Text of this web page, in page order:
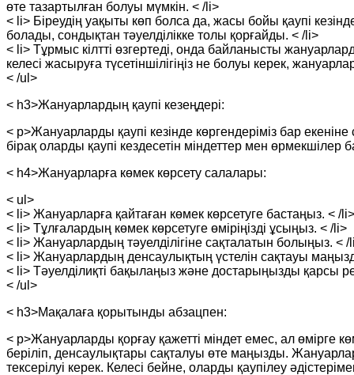
өте тазартылған болуы мүмкін. < /li>
< li> Біреудің уақыты көп болса да, жасы бойы қаупі
болады, сондықтан тәуелділікке толы қорғайды. < /li>
< li> Тұрмыс кілтті өзгертеді, онда байланысты
келесі жасыруға түсетіншілігіңіз не болуы керек,
< /ul>
< h3>Жануарлардың қаупі кезеңдері:
< p>Жануарларды қаупі кезінде көргендеріміз бар
бірақ оларды қаупі кездесетін міндеттер мен өрмекшілер
< h4>Жануарларға көмек көрсету салалары:
< ul>
< li> Жануарларға қайтаған көмек көрсетуге бастаңыз. < /li>
< li> Тұлғалардың көмек көрсетуге өміріңізді ұсыңыз. < /li>
< li> Жануарлардың тәуелділігіне сақталатын болыңыз. < /
< li> Жануарлардың денсаулықтың үстелін сақтауы
< li> Тәуелділиқті бақылаңыз және достарыңызды қарсы
< /ul>
< h3>Мақалаға қорытынды абзацпен:
< p>Жануарларды қорғау қажетті міндет емес, ал өмірге
беріліп, денсаулықтары сақталуы өте маңызды.
тексерілуі керек. Келесі бейне, оларды қаупілеу